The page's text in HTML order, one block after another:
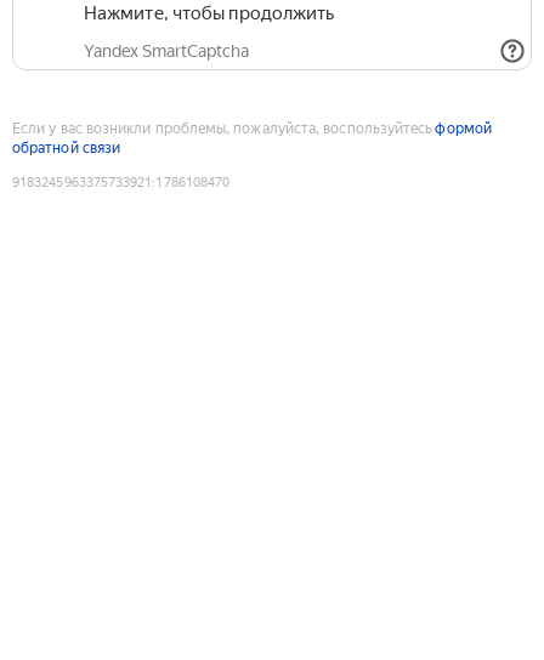
Нажмите, чтобы продолжить
Yandex SmartCaptcha
Если у вас возникли проблемы, пожалуйста, воспользуйтесьформой
обратной связи
9183245963375733921 :1786108470